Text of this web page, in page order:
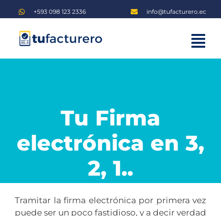
al
contenido
+593 098 123 2336 info@tufacturero.ec
Home
Regístrate
Tu Firma
electrónica en 3,
2, 1..
Tramitar la firma electrónica por primera vez
puede ser un poco fastidioso, y a decir verdad